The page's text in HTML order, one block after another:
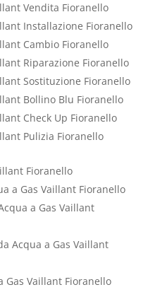
Vendita Fioranello
Installazione Fioranello
Cambio Fioranello
Riparazione Fioranello
Sostituzione Fioranello
Bollino Blu Fioranello
Check Up Fioranello
Pulizia Fioranello
Fioranello
a Gas Vaillant Fioranello
a Gas Vaillant
Acqua a Gas Vaillant
Gas Vaillant Fioranello